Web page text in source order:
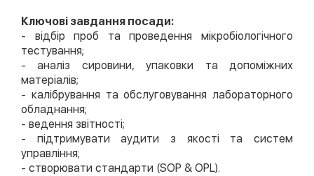
Ключові завдання посади:
- відбір проб та проведення мікробіологічного
тестування;
- аналіз сировини, упаковки та допоміжних
матеріалів;
- калібрування та обслуговування лабораторного
обладнання;
- ведення звітності;
- підтримувати аудити з якості та систем
управління;
- створювати стандарти (SOP & OPL).